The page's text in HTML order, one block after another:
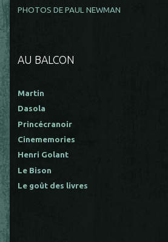
PHOTOS DE PAUL NEWMAN
AU BALCON
Martin
Dasola
Princécranoir
Cinememories
Henri Golant
Le Bison
Le goût des livres